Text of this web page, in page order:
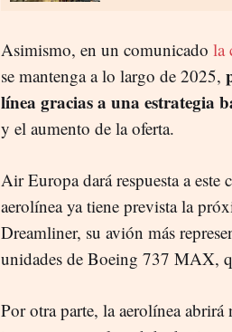
Asimismo, en un comunicado la
se mantenga a lo largo de 2025,
línea gracias a una estrategia
y el aumento de la oferta.
Air Europa dará respuesta a este
aerolínea ya tiene prevista la
Dreamliner, su avión más
unidades de Boeing 737 MAX,
Por otra parte, la aerolínea abrirá